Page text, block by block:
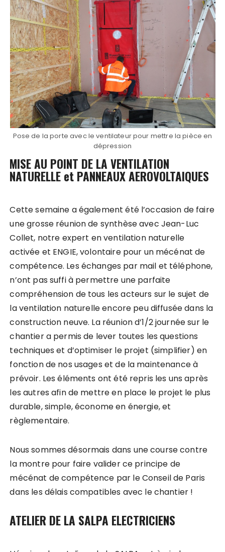
Pose de la porte avec le ventilateur pour mettre la pièce en
dépression
MISE AU POINT DE LA VENTILATION
NATURELLE et PANNEAUX AEROVOLTAIQUES
Cette semaine a également été l’occasion de faire
une grosse réunion de synthèse avec Jean-Luc
Collet, notre expert en ventilation naturelle
activée et ENGIE, volontaire pour un mécénat de
compétence. Les échanges par mail et téléphone,
n’ont pas suffi à permettre une parfaite
compréhension de tous les acteurs sur le sujet de
la ventilation naturelle encore peu diffusée dans la
construction neuve. La réunion d’1/2 journée sur le
chantier a permis de lever toutes les questions
techniques et d’optimiser le projet (simplifier) en
fonction de nos usages et de la maintenance à
prévoir. Les éléments ont été repris les uns après
les autres afin de mettre en place le projet le plus
durable, simple, économe en énergie, et
règlementaire.
Nous sommes désormais dans une course contre
la montre pour faire valider ce principe de
mécénat de compétence par le Conseil de Paris
dans les délais compatibles avec le chantier !
ATELIER DE LA SALPA ELECTRICIENS